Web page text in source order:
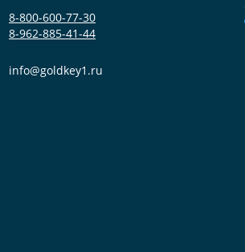
8-800-600-77-30
8-962-885-41-44
info@goldkey1.ru